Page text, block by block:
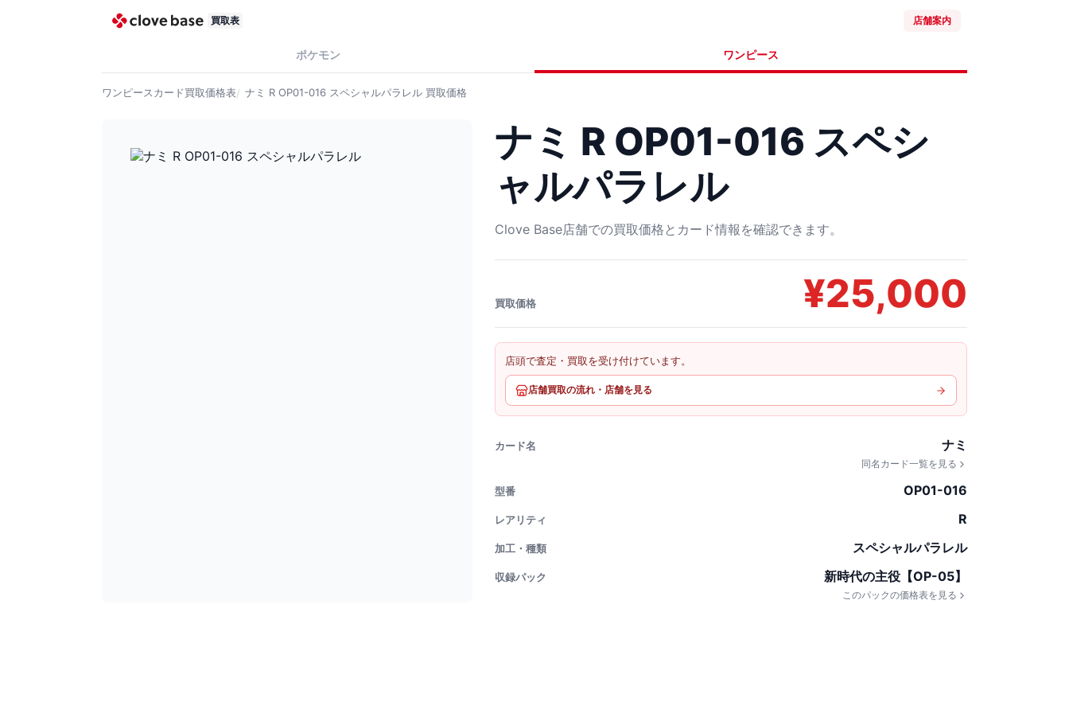
買取表 店舗案内
ポケモン ワンピース
ワンピースカード買取価格表 ナミ R OP01-016 スペシャルパラレル 買取価格
ナミ R OP01-016 スペシ
ャルパラレル
Clove Base店舗での買取価格とカード情報を確認できます。
買取価格 ¥25,000
店頭で査定・買取を受け付けています。
店舗買取の流れ・店舗を見る
カード名 ナミ
同名カード一覧を見る
型番 OP01-016
レアリティ R
加工・種類 スペシャルパラレル
収録パック 新時代の主役【OP-05】
このパックの価格表を見る